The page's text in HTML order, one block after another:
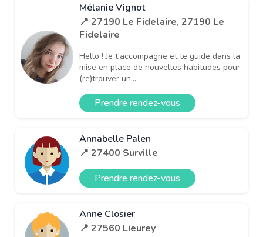
Mélanie Vignot
📍 27190 Le Fidelaire, 27190 Le
Fidelaire
Hello ! Je t'accompagne et te guide dans la
mise en place de nouvelles habitudes pour
(re)trouver un...
Prendre rendez-vous
Annabelle Palen
📍 27400 Surville
Prendre rendez-vous
Anne Closier
📍 27560 Lieurey